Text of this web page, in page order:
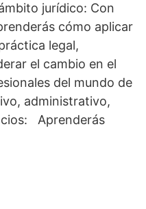
jurídico: Con
cómo aplicar
legal,
el cambio en el
del mundo de
administrativo,
Aprenderás